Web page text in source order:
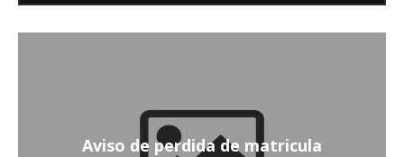
Aviso de perdida de matricula